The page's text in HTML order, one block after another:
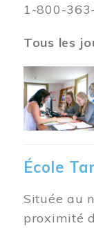
1-800-
Tous les
Image
École
Située au
proximité